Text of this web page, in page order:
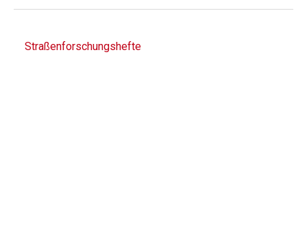
Straßenforschungshefte